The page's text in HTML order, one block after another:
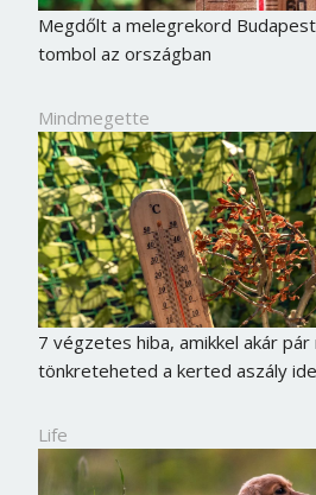
Megdőlt a melegrekord
tombol az országban
Mindmegette
7 végzetes hiba, amikkel akár
tönkreteheted a kerted aszály
Life